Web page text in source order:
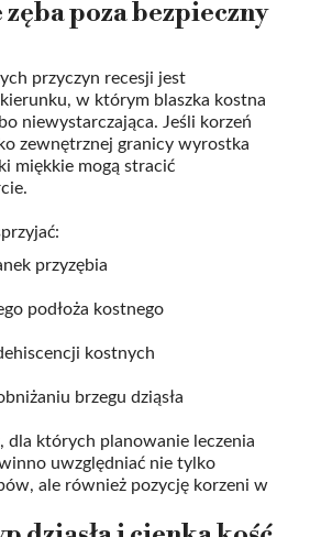
poza bezpieczny
przyczyn recesji jest
w którym blaszka kostna
niewystarczająca. Jeśli korzeń
zewnętrznej granicy wyrostka
miękkie mogą stracić
przyzębia
podłoża kostnego
kostnych
brzegu dziąsła
dla których planowanie leczenia
uwzględniać nie tylko
ale również pozycję korzeni w